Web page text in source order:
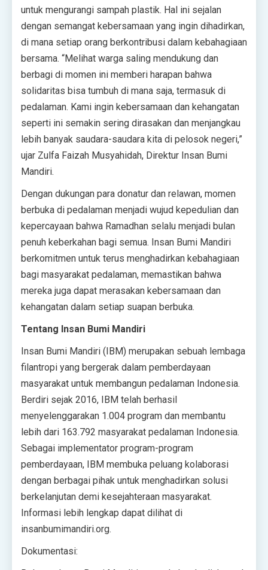
untuk mengurangi sampah plastik. Hal ini sejalan
dengan semangat kebersamaan yang ingin dihadirkan,
di mana setiap orang berkontribusi dalam kebahagiaan
bersama. “Melihat warga saling mendukung dan
berbagi di momen ini memberi harapan bahwa
solidaritas bisa tumbuh di mana saja, termasuk di
pedalaman. Kami ingin kebersamaan dan kehangatan
seperti ini semakin sering dirasakan dan menjangkau
lebih banyak saudara-saudara kita di pelosok negeri,”
ujar Zulfa Faizah Musyahidah, Direktur Insan Bumi
Mandiri.
Dengan dukungan para donatur dan relawan, momen
berbuka di pedalaman menjadi wujud kepedulian dan
kepercayaan bahwa Ramadhan selalu menjadi bulan
penuh keberkahan bagi semua. Insan Bumi Mandiri
berkomitmen untuk terus menghadirkan kebahagiaan
bagi masyarakat pedalaman, memastikan bahwa
mereka juga dapat merasakan kebersamaan dan
kehangatan dalam setiap suapan berbuka.
Tentang Insan Bumi Mandiri
Insan Bumi Mandiri (IBM) merupakan sebuah lembaga
filantropi yang bergerak dalam pemberdayaan
masyarakat untuk membangun pedalaman Indonesia.
Berdiri sejak 2016, IBM telah berhasil
menyelenggarakan 1.004 program dan membantu
lebih dari 163.792 masyarakat pedalaman Indonesia.
Sebagai implementator program-program
pemberdayaan, IBM membuka peluang kolaborasi
dengan berbagai pihak untuk menghadirkan solusi
berkelanjutan demi kesejahteraan masyarakat.
Informasi lebih lengkap dapat dilihat di
insanbumimandiri.org.
Dokumentasi: